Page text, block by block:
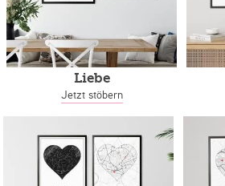
Liebe
Jetzt stöbern